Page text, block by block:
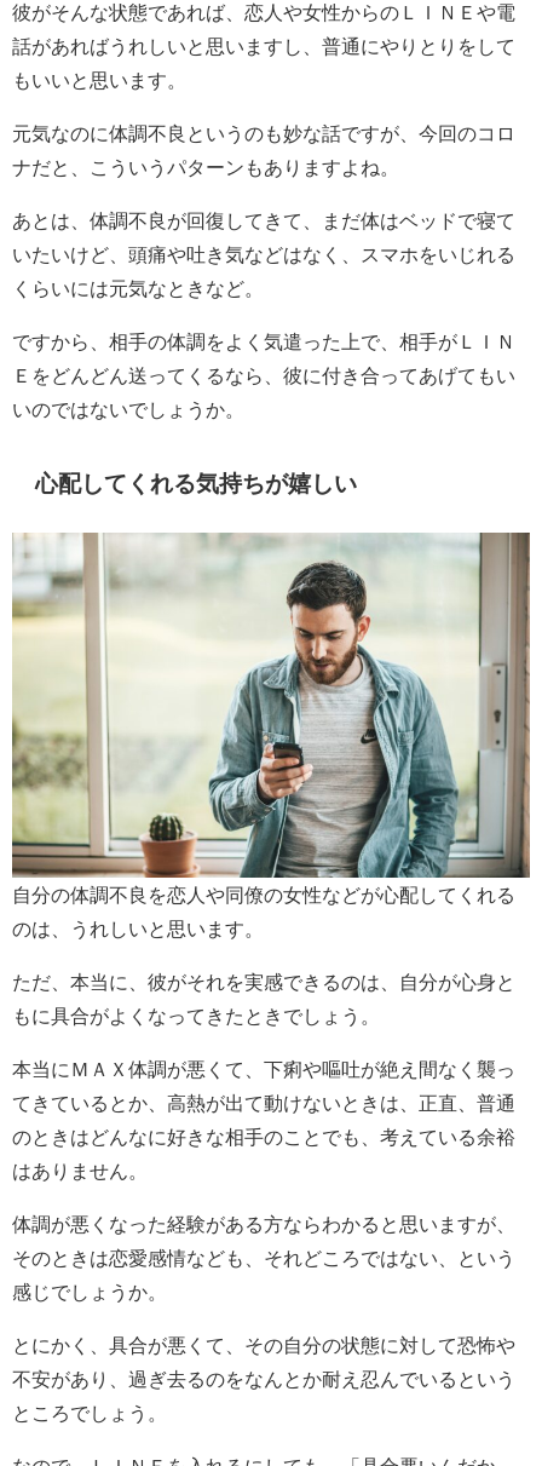
彼がそんな状態であれば、恋人や女性からのＬＩＮＥや電
話があればうれしいと思いますし、普通にやりとりをして
もいいと思います。
元気なのに体調不良というのも妙な話ですが、今回のコロ
ナだと、こういうパターンもありますよね。
あとは、体調不良が回復してきて、まだ体はベッドで寝て
いたいけど、頭痛や吐き気などはなく、スマホをいじれる
くらいには元気なときなど。
ですから、相手の体調をよく気遣った上で、相手がＬＩＮ
Ｅをどんどん送ってくるなら、彼に付き合ってあげてもい
いのではないでしょうか。
心配してくれる気持ちが嬉しい
自分の体調不良を恋人や同僚の女性などが心配してくれる
のは、うれしいと思います。
ただ、本当に、彼がそれを実感できるのは、自分が心身と
もに具合がよくなってきたときでしょう。
本当にＭＡＸ体調が悪くて、下痢や嘔吐が絶え間なく襲っ
てきているとか、高熱が出て動けないときは、正直、普通
のときはどんなに好きな相手のことでも、考えている余裕
はありません。
体調が悪くなった経験がある方ならわかると思いますが、
そのときは恋愛感情なども、それどころではない、という
感じでしょうか。
とにかく、具合が悪くて、その自分の状態に対して恐怖や
不安があり、過ぎ去るのをなんとか耐え忍んでいるという
ところでしょう。